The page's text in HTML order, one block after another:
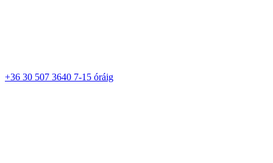
+36 30 507 3640 7-15 óráig